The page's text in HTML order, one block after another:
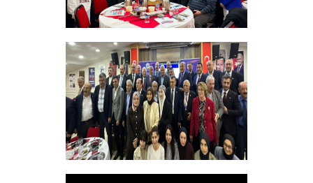
Sadık Ağça Yeniden Başkan Seçildi
+
Vakfımızın 2025-2026 Yılı Burs